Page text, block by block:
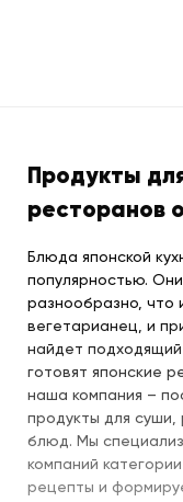
Продукты
ресторанов
Блюда японской
популярностью.
разнообразно, что
вегетарианец, и
найдет
готовят японские
наша компания –
продукты для суши,
блюд. Мы
компаний
рецепты и